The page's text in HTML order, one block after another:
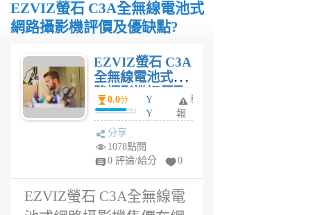
EZVIZ螢石 C3A全無線電池式
網路攝影機評價及優缺點?
EZVIZ螢石 C3A
全無線電池式網
路攝影機評價及
優缺點?
0.0分
Y
Y
前
舉
報
分享
1078點閱
0 評論/給分
0
EZVIZ螢石 C3A全無線電